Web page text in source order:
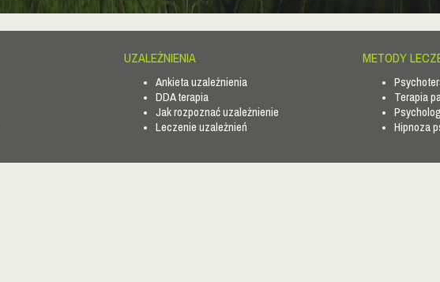
UZALEŻNIENIA
Ankieta uzależnienia
DDA terapia
Jak rozpoznać uzależnienie
Leczenie uzależnień
METODY
Terapia
Hipnoza